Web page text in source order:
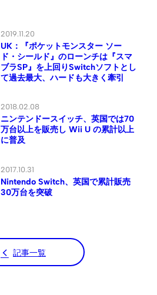
2019.11.20
UK：『ポケットモンスター ソー
ド・シールド』のローンチは『スマ
ブラSP』を上回りSwitchソフトとし
て過去最大、ハードも大きく牽引
2018.02.08
ニンテンドースイッチ、英国では70
万台以上を販売し Wii U の累計以上
に普及
2017.10.31
Nintendo Switch、英国で累計販売
30万台を突破
記事一覧